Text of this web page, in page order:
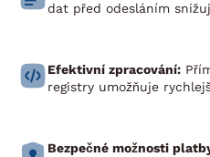
dat před odesláním
Efektivní zpracování:
registry umožňuje
Bezpečné možnosti